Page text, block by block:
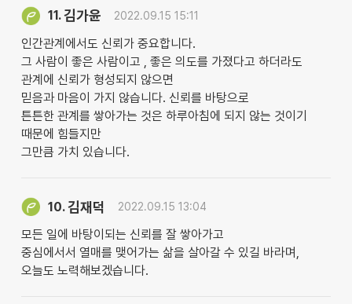
11.김가윤 2022.09.15 15:11
인간관계에서도 신뢰가 중요합니다.
그 사람이 좋은 사람이고 , 좋은 의도를 가졌다고 하더라도
관계에 신뢰가 형성되지 않으면
믿음과 마음이 가지 않습니다. 신뢰를 바탕으로
튼튼한 관계를 쌓아가는 것은 하루아침에 되지 않는 것이기
때문에 힘들지만
그만큼 가치 있습니다.
10.김재덕 2022.09.15 13:04
모든 일에 바탕이되는 신뢰를 잘 쌓아가고
중심에서서 열매를 맺어가는 삶을 살아갈 수 있길 바라며,
오늘도 노력해보겠습니다.